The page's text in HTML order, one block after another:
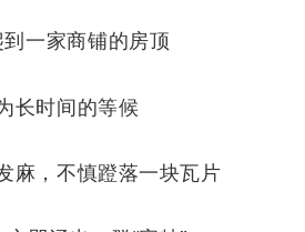
一家商铺的房顶
长时间的等候
麻，不慎蹬落一块瓦片